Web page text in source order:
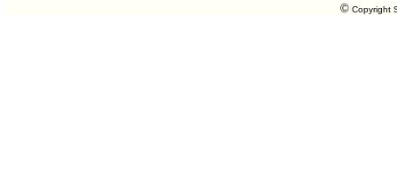
© Copyright